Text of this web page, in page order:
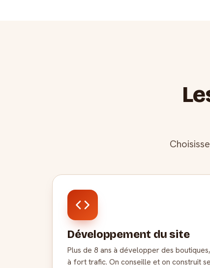
Développement du site
Plus de 8 ans à développer des
à fort trafic. On conseille et on construit